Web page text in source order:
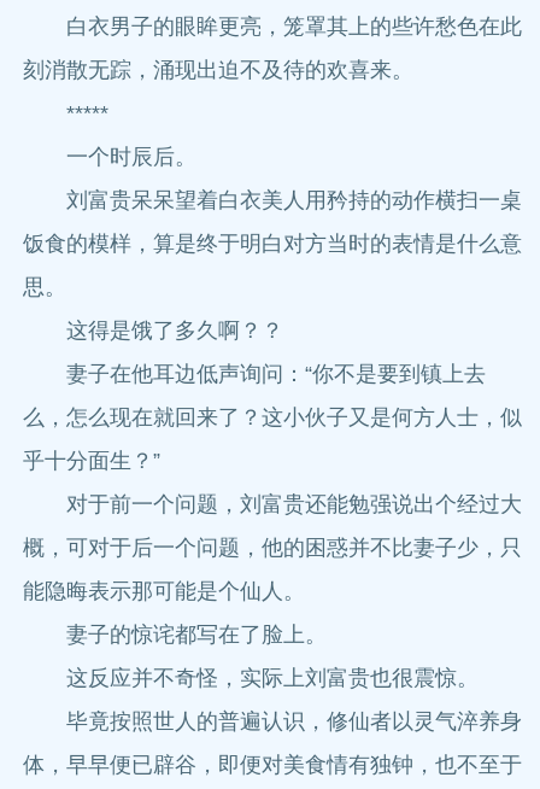
白衣男子的眼眸更亮，笼罩其上的些许愁色在此
刻消散无踪，涌现出迫不及待的欢喜来。
*****
一个时辰后。
刘富贵呆呆望着白衣美人用矜持的动作横扫一桌
饭食的模样，算是终于明白对方当时的表情是什么意
思。
这得是饿了多久啊？？
妻子在他耳边低声询问：“你不是要到镇上去
么，怎么现在就回来了？这小伙子又是何方人士，似
乎十分面生？”
对于前一个问题，刘富贵还能勉强说出个经过大
概，可对于后一个问题，他的困惑并不比妻子少，只
能隐晦表示那可能是个仙人。
妻子的惊诧都写在了脸上。
这反应并不奇怪，实际上刘富贵也很震惊。
毕竟按照世人的普遍认识，修仙者以灵气淬养身
体，早早便已辟谷，即便对美食情有独钟，也不至于